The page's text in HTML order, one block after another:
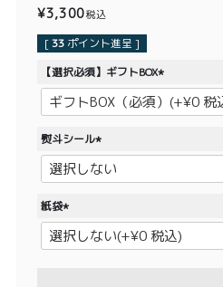
商品
メンバー特典
ご利用ガイド
プライバシーポリシー
特定商取引法に基づく表記
¥3,300税込
[33 ポイント進呈 ]
【選択必須】ギフトBOX
(
必
熨斗シール
(
必
紙袋
(
必